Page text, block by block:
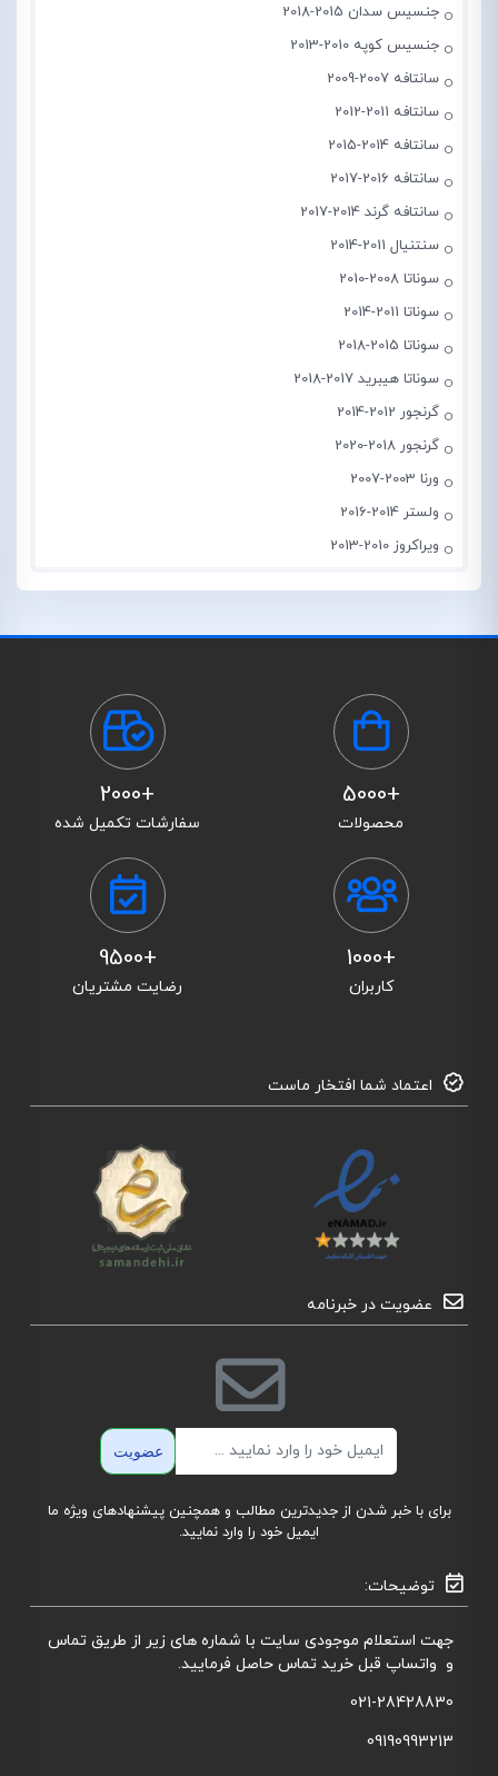
جنسیس سدان 2015-2018
جنسیس کوپه 2010-2013
سانتافه 2007-2009
سانتافه 2011-2012
سانتافه 2014-2015
سانتافه 2016-2017
سانتافه گرند 2014-2017
سنتنیال 2011-2014
سوناتا 2008-2010
سوناتا 2011-2014
سوناتا 2015-2018
سوناتا هیبرید 2017-2018
گرنجور 2012-2014
گرنجور 2018-2020
ورنا 2003-2007
ولستر 2014-2016
ویراکروز 2010-2013
+5000
محصولات
+2000
سفارشات تکمیل شده
+1000
کاربران
+9500
رضایت مشتریان
اعتماد شما افتخار ماست
عضویت در خبرنامه
عضویت
برای با خبر شدن از جدیدترین مطالب و همچنین پیشنهادهای ویژه ما
ایمیل خود را وارد نمایید.
توضیحات:
جهت استعلام موجودی سایت با شماره های زیر از طریق تماس
و واتساپ قبل خرید تماس حاصل فرمایید.
021-28428830
09190993213